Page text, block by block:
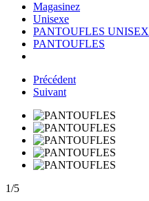
Magasinez
Unisexe
PANTOUFLES
PANTOUFLES
Précédent
Suivant
1/5